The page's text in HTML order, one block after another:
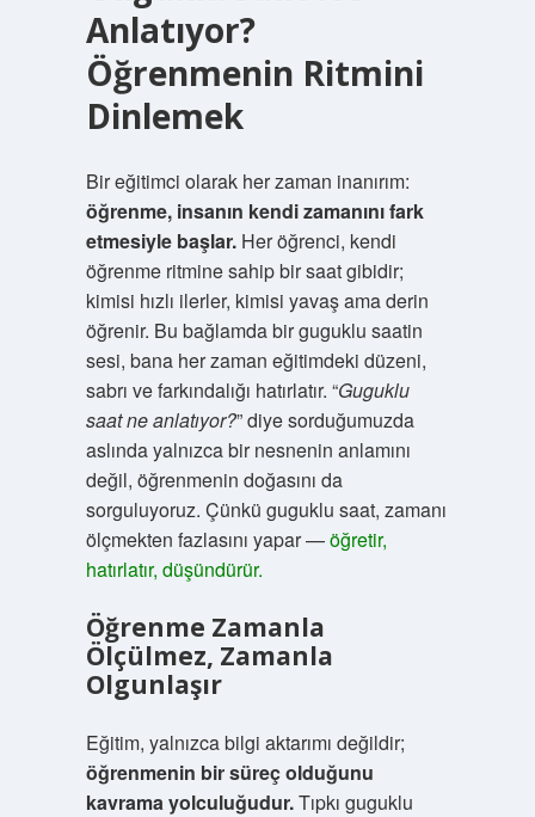
Anlatıyor?
Öğrenmenin Ritmini
Dinlemek
Bir eğitimci olarak her zaman inanırım:
öğrenme, insanın kendi zamanını fark
etmesiyle başlar.Her öğrenci, kendi
öğrenme ritmine sahip bir saat gibidir;
kimisi hızlı ilerler, kimisi yavaş ama derin
öğrenir. Bu bağlamda bir guguklu saatin
sesi, bana her zaman eğitimdeki düzeni,
sabrı ve farkındalığı hatırlatır. “Guguklu
saat ne anlatıyor?” diye sorduğumuzda
aslında yalnızca bir nesnenin anlamını
değil, öğrenmenin doğasını da
sorguluyoruz. Çünkü guguklu saat, zamanı
ölçmekten fazlasını yapar —öğretir,
hatırlatır, düşündürür.
Öğrenme Zamanla
Ölçülmez, Zamanla
Olgunlaşır
Eğitim, yalnızca bilgi aktarımı değildir;
öğrenmenin bir süreç olduğunu
kavrama yolculuğudur.Tıpkı guguklu